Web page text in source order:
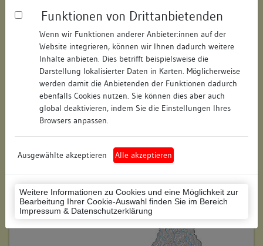
Funktionen von Drittanbietenden
Wenn wir Funktionen anderer Anbieter:innen auf der
Website integrieren, können wir Ihnen dadurch weitere
Inhalte anbieten. Dies betrifft beispielsweise die
Darstellung lokalisierter Daten in Karten. Möglicherweise
werden damit die Anbietenden der Funktionen dadurch
ebenfalls Cookies nutzen. Sie können dies aber auch
global deaktivieren, indem Sie die Einstellungen Ihres
Browsers anpassen.
Ausgewählte akzeptieren Alle akzeptieren
Weitere Informationen zu Cookies und eine Möglichkeit zur
Bearbeitung Ihrer Cookie-Auswahl finden Sie im Bereich
Impressum & Datenschutzerklärung
Hausnummer: 13
Postleitzahl: 78462
Stadt-Teilort: Konstanz
Regierungsbezirk: Freiburg
Konstanz (Landkreis)
Flurstücknummer: 29
Historischer Straßenname: keiner
Historische Gebäudenummer: keine
Lage des Wohnplatzes: